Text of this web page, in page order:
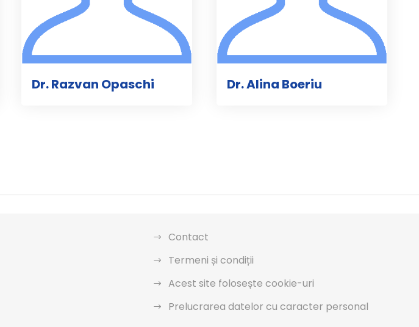
Dr. Razvan Opaschi Dr. Alina Boeriu
Contact
Termeni și condiții
Acest site folosește cookie-uri
Prelucrarea datelor cu caracter personal